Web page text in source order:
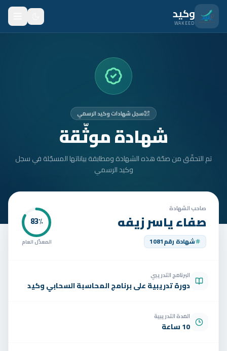
انتقل للمحتوى الرئيسي
وكيد
WAKEED
المتدربون
الأمان
تواصل
الوظائف
سجل شهادات وكيد الرسمي
شهادة موثّقة
تم التحقّق من صحّة هذه الشهادة ومطابقة بياناتها المسجّلة في سجل
وكيد الرسمي
صاحب الشهادة
صفاء ياسر زيفه
شهادة رقم1081
83٪
المعدّل العام
البرنامج التدريبي
دورة تدريبية على برنامج المحاسبة السحابي وكيد
المدة التدريبية
10 ساعة